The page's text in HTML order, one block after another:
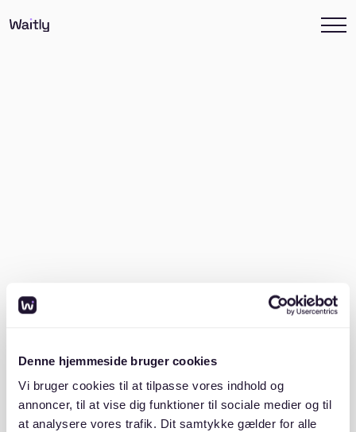
Denne hjemmeside bruger cookies
Vi bruger cookies til at tilpasse vores indhold og
annoncer, til at vise dig funktioner til sociale medier og til
at analysere vores trafik. Dit samtykke gælder for alle
Wofür kann ich Waitly verwenden?
Wie funktioniert's
Was ist eine Warteliste?